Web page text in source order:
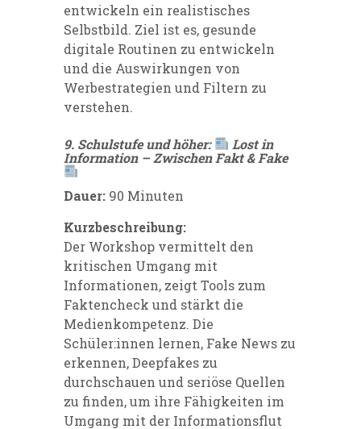
entwickeln ein realistisches
Selbstbild. Ziel ist es, gesunde
digitale Routinen zu entwickeln
und die Auswirkungen von
Werbestrategien und Filtern zu
verstehen.
9. Schulstufe und höher:
Lost in
Information – Zwischen Fakt & Fake
Dauer: 90 Minuten
Kurzbeschreibung:
Der Workshop vermittelt den
kritischen Umgang mit
Informationen, zeigt Tools zum
Faktencheck und stärkt die
Medienkompetenz. Die
Schüler:innen lernen, Fake News zu
erkennen, Deepfakes zu
durchschauen und seriöse Quellen
zu finden, um ihre Fähigkeiten im
Umgang mit der Informationsflut